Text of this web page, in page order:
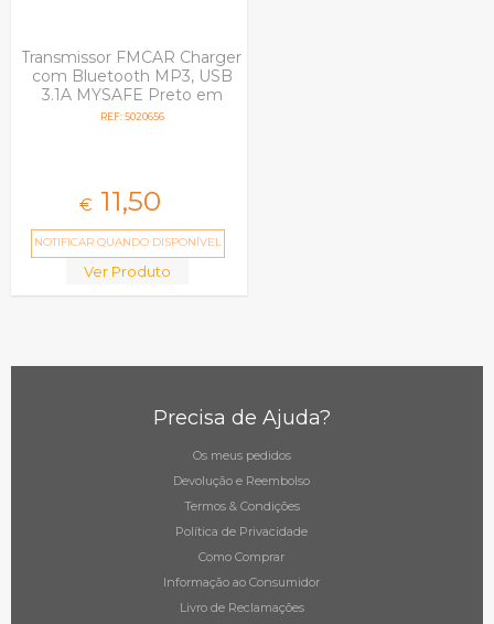
Transmissor FMCAR Charger
com Bluetooth MP3, USB
3.1A MYSAFE Preto em
Blister
REF: 5020656
€ 11,50
NOTIFICAR QUANDO DISPONÍVEL
Ver Produto
Precisa de Ajuda?
Os meus pedidos
Devolução e Reembolso
Termos & Condições
Política de Privacidade
Como Comprar
Informação ao Consumidor
Livro de Reclamações